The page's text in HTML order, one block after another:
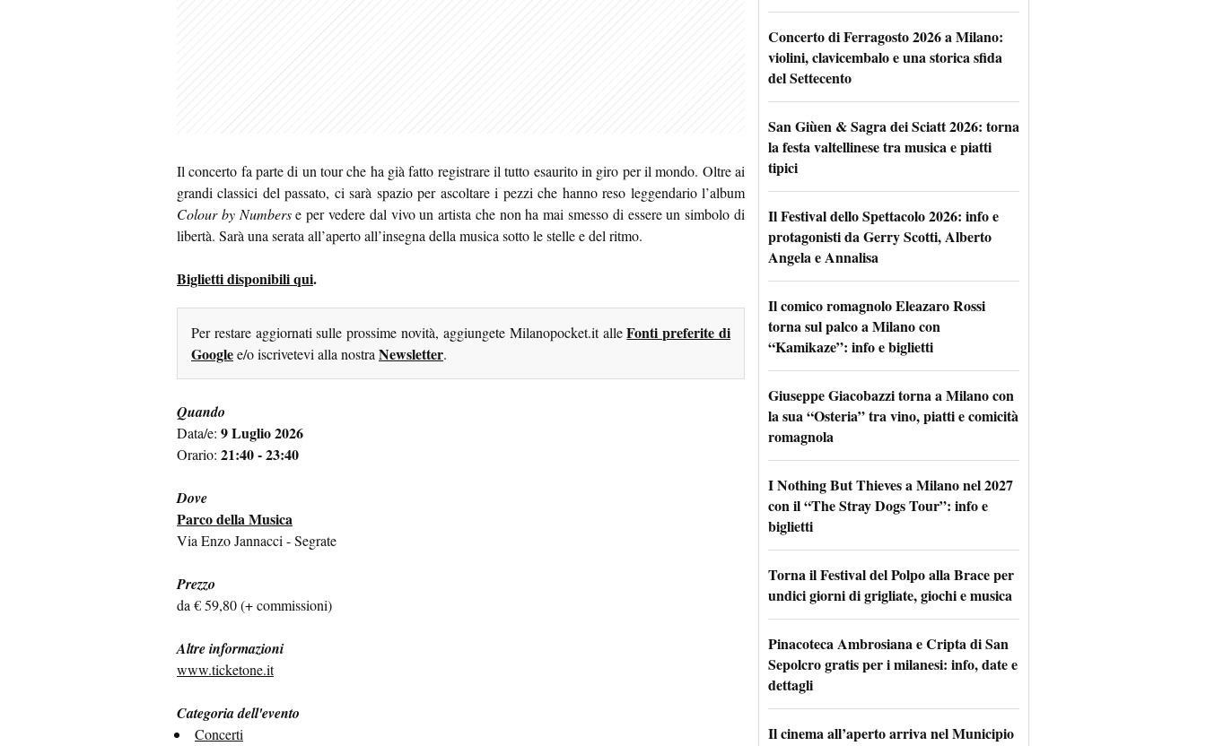
Il concerto fa parte di un tour che ha già fatto registrare il tutto esaurito in giro per il mondo. Oltre ai
grandi classici del passato, ci sarà spazio per ascoltare i pezzi che hanno reso leggendario l’album
Colour by Numberse per vedere dal vivo un artista che non ha mai smesso di essere un simbolo di
libertà. Sarà una serata all’aperto all’insegna della musica sotto le stelle e del ritmo.
Biglietti disponibili qui.
Per restare aggiornati sulle prossime novità, aggiungete Milanopocket.it alleFonti preferite di
Googlee/o iscrivetevi alla nostraNewsletter.
Quando
Data/e: 9 Luglio 2026
Orario: 21:40 - 23:40
Dove
Parco della Musica
Via Enzo Jannacci - Segrate
Prezzo
da € 59,80 (+ commissioni)
Altre informazioni
www.ticketone.it
Categoria dell'evento
Concerti
Concerto di Ferragosto 2026 a Milano:
violini, clavicembalo e una storica sfida
del Settecento
San Giùen & Sagra dei Sciatt 2026: torna
la festa valtellinese tra musica e piatti
tipici
Il Festival dello Spettacolo 2026: info e
protagonisti da Gerry Scotti, Alberto
Angela e Annalisa
Il comico romagnolo Eleazaro Rossi
torna sul palco a Milano con
“Kamikaze”: info e biglietti
Giuseppe Giacobazzi torna a Milano con
la sua “Osteria” tra vino, piatti e comicità
romagnola
I Nothing But Thieves a Milano nel 2027
con il “The Stray Dogs Tour”: info e
biglietti
Torna il Festival del Polpo alla Brace per
undici giorni di grigliate, giochi e musica
Pinacoteca Ambrosiana e Cripta di San
Sepolcro gratis per i milanesi: info, date e
dettagli
Il cinema all’aperto arriva nel Municipio